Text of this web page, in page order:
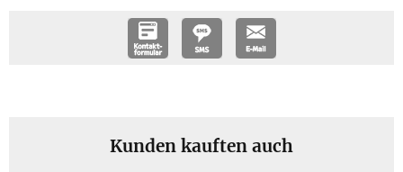
Größe und Gewicht
Gewicht: Gewicht des Schmucks 7 g, Gesamtgewicht des
Kunden kauften auch